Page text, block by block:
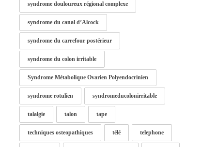
syndrome douloureux régional complexe
syndrome du canal d’Alcock
syndrome du carrefour postérieur
syndrome du colon irritable
Syndrome Métabolique Ovarien Polyendocrinien
syndrome rotulien syndromeducolonirritable
talalgie talon tape
techniques osteopathiques télé telephone